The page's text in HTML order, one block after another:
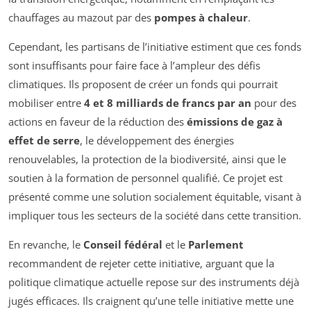
chauffages au mazout par des pompes à chaleur.
Cependant, les partisans de l’initiative estiment que ces fonds
sont insuffisants pour faire face à l’ampleur des défis
climatiques. Ils proposent de créer un fonds qui pourrait
mobiliser entre 4 et 8 milliards de francs par an pour des
actions en faveur de la réduction des émissions de gaz à
effet de serre, le développement des énergies
renouvelables, la protection de la biodiversité, ainsi que le
soutien à la formation de personnel qualifié. Ce projet est
présenté comme une solution socialement équitable, visant à
impliquer tous les secteurs de la société dans cette transition.
En revanche, le Conseil fédéral et le Parlement
recommandent de rejeter cette initiative, arguant que la
politique climatique actuelle repose sur des instruments déjà
jugés efficaces. Ils craignent qu’une telle initiative mette une